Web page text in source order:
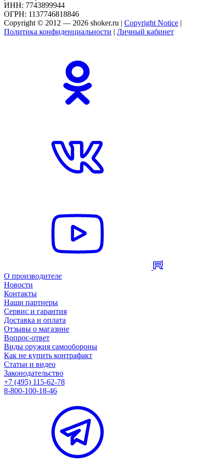
ИНН: 7743899944
ОГРН: 1137746818846
Copyright © 2012 — 2026 shoker.ru | Copyright Notice |
Политика конфиденциальности | Личный кабинет
О производителе
Новости
Контакты
Наши партнеры
Сервис и гарантия
Доставка и оплата
Отзывы о магазине
Вопрос-ответ
Виды оружия самообороны
Как не купить контрафакт
Статьи и видео
Законодательство
+7 (495) 115-62-78
8-800-100-18-46